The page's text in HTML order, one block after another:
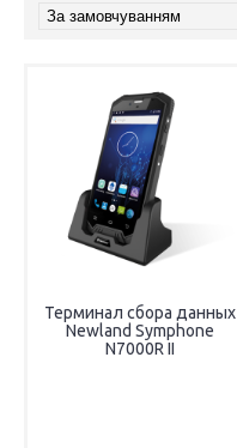
Терминал сбора данных
Newland Symphone
N7000R II